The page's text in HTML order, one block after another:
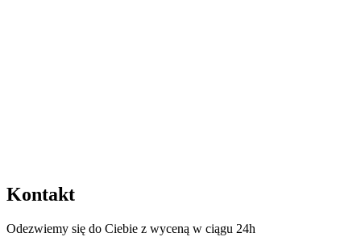
Kontakt
Odezwiemy się do Ciebie z wyceną w ciągu 24h